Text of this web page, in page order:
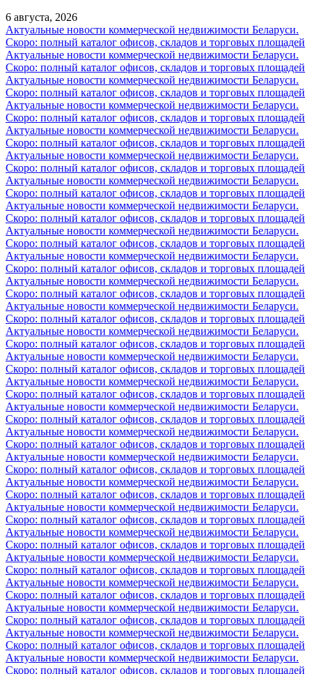
6 августа, 2026
Актуальные новости коммерческой недвижимости Беларуси.
Скоро: полный каталог офисов, складов и торговых площадей
Актуальные новости коммерческой недвижимости Беларуси.
Скоро: полный каталог офисов, складов и торговых площадей
Актуальные новости коммерческой недвижимости Беларуси.
Скоро: полный каталог офисов, складов и торговых площадей
Актуальные новости коммерческой недвижимости Беларуси.
Скоро: полный каталог офисов, складов и торговых площадей
Актуальные новости коммерческой недвижимости Беларуси.
Скоро: полный каталог офисов, складов и торговых площадей
Актуальные новости коммерческой недвижимости Беларуси.
Скоро: полный каталог офисов, складов и торговых площадей
Актуальные новости коммерческой недвижимости Беларуси.
Скоро: полный каталог офисов, складов и торговых площадей
Актуальные новости коммерческой недвижимости Беларуси.
Скоро: полный каталог офисов, складов и торговых площадей
Актуальные новости коммерческой недвижимости Беларуси.
Скоро: полный каталог офисов, складов и торговых площадей
Актуальные новости коммерческой недвижимости Беларуси.
Скоро: полный каталог офисов, складов и торговых площадей
Актуальные новости коммерческой недвижимости Беларуси.
Скоро: полный каталог офисов, складов и торговых площадей
Актуальные новости коммерческой недвижимости Беларуси.
Скоро: полный каталог офисов, складов и торговых площадей
Актуальные новости коммерческой недвижимости Беларуси.
Скоро: полный каталог офисов, складов и торговых площадей
Актуальные новости коммерческой недвижимости Беларуси.
Скоро: полный каталог офисов, складов и торговых площадей
Актуальные новости коммерческой недвижимости Беларуси.
Скоро: полный каталог офисов, складов и торговых площадей
Актуальные новости коммерческой недвижимости Беларуси.
Скоро: полный каталог офисов, складов и торговых площадей
Актуальные новости коммерческой недвижимости Беларуси.
Скоро: полный каталог офисов, складов и торговых площадей
Актуальные новости коммерческой недвижимости Беларуси.
Скоро: полный каталог офисов, складов и торговых площадей
Актуальные новости коммерческой недвижимости Беларуси.
Скоро: полный каталог офисов, складов и торговых площадей
Актуальные новости коммерческой недвижимости Беларуси.
Скоро: полный каталог офисов, складов и торговых площадей
Актуальные новости коммерческой недвижимости Беларуси.
Скоро: полный каталог офисов, складов и торговых площадей
Актуальные новости коммерческой недвижимости Беларуси.
Скоро: полный каталог офисов, складов и торговых площадей
Актуальные новости коммерческой недвижимости Беларуси.
Скоро: полный каталог офисов, складов и торговых площадей
Актуальные новости коммерческой недвижимости Беларуси.
Скоро: полный каталог офисов, складов и торговых площадей
Актуальные новости коммерческой недвижимости Беларуси.
Скоро: полный каталог офисов, складов и торговых площадей
Актуальные новости коммерческой недвижимости Беларуси.
Скоро: полный каталог офисов, складов и торговых площадей